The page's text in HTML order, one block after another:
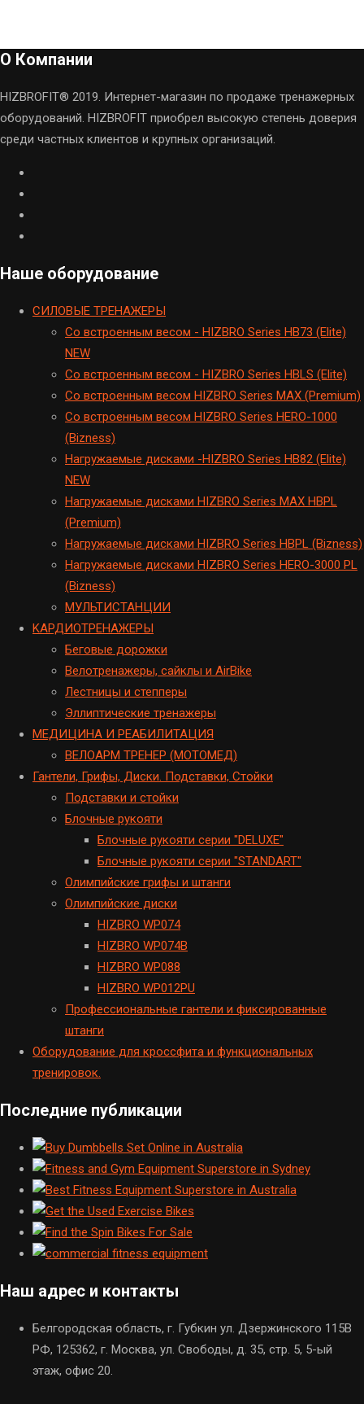
О Компании
HIZBROFIT® 2019. Интернет-магазин по продаже тренажерных
оборудований. HIZBROFIT приобрел высокую степень доверия
среди частных клиентов и крупных организаций.
Наше оборудование
CИЛОВЫЕ ТРЕНАЖЕРЫ
Cо встроенным весом - HIZBRO Series HB73 (Elite)
NEW
Cо встроенным весом - HIZBRO Series HBLS (Elite)
Со встроенным весом HIZBRO Series MAX (Premium)
Cо встроенным весом HIZBRO Series HERO-1000
(Bizness)
Hагружаемые дисками -HIZBRO Series HB82 (Elite)
NEW
Нагружаемые дисками HIZBRO Series MAX HBPL
(Premium)
Hагружаемые дисками HIZBRO Series HBPL (Bizness)
Hагружаемые дисками HIZBRO Series HERO-3000 PL
(Bizness)
МУЛЬТИСТАНЦИИ
KАРДИОТРЕНАЖЕРЫ
Беговые дорожки
Велотренажеры, сайклы и AirBike
Лестницы и степперы
Эллиптические тренажеры
МЕДИЦИНА И РЕАБИЛИТАЦИЯ
ВЕЛОАРМ ТРЕНЕР (МОТОМЕД)
Гантели, Грифы, Диски. Подставки, Стойки
Подставки и стойки
Блочные рукояти
Блочные рукояти серии "DELUXE"
Блочные рукояти серии "STANDART"
Олимпийские грифы и штанги
Олимпийские диски
HIZBRO WP074
HIZBRO WP074B
HIZBRO WP088
HIZBRO WP012PU
Профессиональные гантели и фиксированные
штанги
Оборудование для кроссфита и функциональных
тренировок.
Последние публикации
Наш адрес и контакты
Белгородская область, г. Губкин ул. Дзержинского 115В
РФ, 125362, г. Москва, ул. Свободы, д. 35, стр. 5, 5-ый
этаж, офис 20.